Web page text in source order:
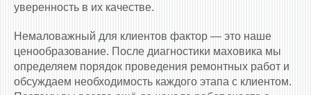
уверенность в их качестве.
Немаловажный для клиентов фактор — это наше
ценообразование. После диагностики маховика мы
определяем порядок проведения ремонтных работ и
обсуждаем необходимость каждого этапа с клиентом.